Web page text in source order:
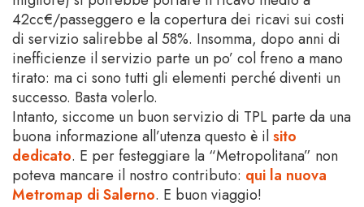
42cc€/passeggero e la copertura dei ricavi sui costi
di servizio salirebbe al 58%. Insomma, dopo anni di
inefficienze il servizio parte un po’ col freno a mano
tirato: ma ci sono tutti gli elementi perché diventi un
successo. Basta volerlo.
Intanto, siccome un buon servizio di TPL parte da una
buona informazione all’utenza questo è ilsito
dedicato. E per festeggiare la “Metropolitana” non
poteva mancare il nostro contributo: qui la nuova
Metromap di Salerno. E buon viaggio!